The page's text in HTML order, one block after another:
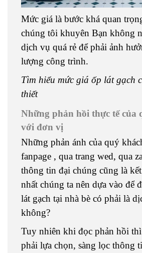
Mức giá là bước khá quan
chúng tôi khuyên Bạn không
dịch vụ quá rẻ để phải ảnh
lượng công trình.
Tìm hiểu mức giá ốp lát gạch
thiết
Những phản hồi thực tế của
với đơn vị
Những phản ánh của quý
fanpage , qua trang wed, qua
thông tin đại chúng cũng là
nhất chúng ta nên dựa vào để
lát gạch tại nhà bè có phải là
không?
Tuy nhiên khi đọc phản hồi
phải lựa chọn, sàng lọc thông